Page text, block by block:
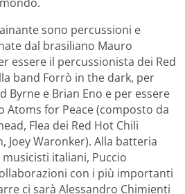
sono percussioni e
dal brasiliano Mauro
essere il percussionista dei Red
band Forrò in the dark, per
Byrne e Brian Eno e per essere
Atoms for Peace (composto da
Flea dei Red Hot Chili
Joey Waronker). Alla batteria
italiani, Puccio
con i più importanti
ci sarà Alessandro Chimienti